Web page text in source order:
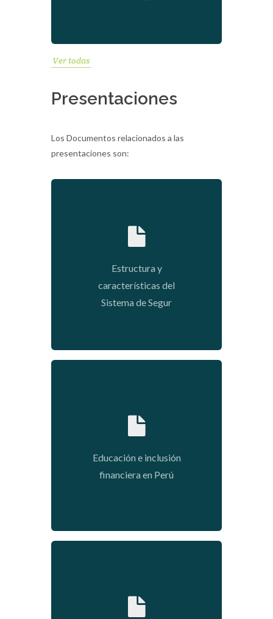
Ver todas
Presentaciones
Los Documentos relacionados a las
presentaciones son:
Estructura y
características del
Sistema de Segur
Educación e inclusión
financiera en Perú